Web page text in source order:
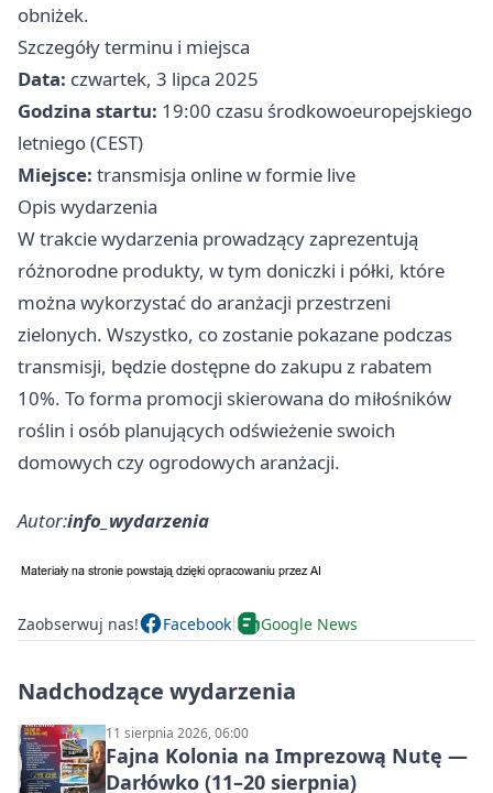
obniżek.
Szczegóły terminu i miejsca
Data: czwartek, 3 lipca 2025
Godzina startu: 19:00 czasu środkowoeuropejskiego
letniego (CEST)
Miejsce: transmisja online w formie live
Opis wydarzenia
W trakcie wydarzenia prowadzący zaprezentują
różnorodne produkty, w tym doniczki i półki, które
można wykorzystać do aranżacji przestrzeni
zielonych. Wszystko, co zostanie pokazane podczas
transmisji, będzie dostępne do zakupu z rabatem
10%. To forma promocji skierowana do miłośników
roślin i osób planujących odświeżenie swoich
domowych czy ogrodowych aranżacji.
Autor:info_wydarzenia
Zaobserwuj nas! Facebook Google News
Nadchodzące wydarzenia
11 sierpnia 2026, 06:00
Fajna Kolonia na Imprezową Nutę —
Darłówko (11–20 sierpnia)